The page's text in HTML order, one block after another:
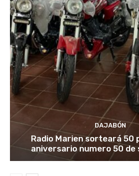
DAJABÓN
Radio Marien sorteará 50
aniversario numero 50 de